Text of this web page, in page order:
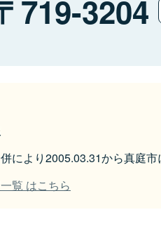
719-3204
により2005.03.31から真庭市
覧 はこちら